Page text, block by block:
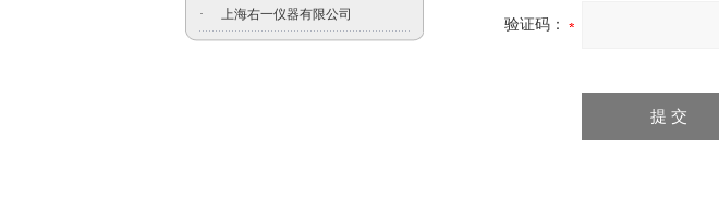
· 上海右一仪器有限公司
验证码：